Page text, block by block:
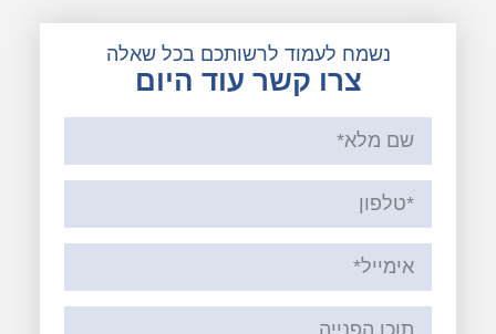
נשמח לעמוד לרשותכם בכל שאלה
צרו קשר עוד היום